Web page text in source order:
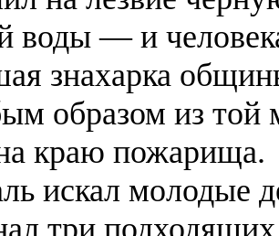
воды — и
знахарка
образом из той
краю пожарища.
искал молодые